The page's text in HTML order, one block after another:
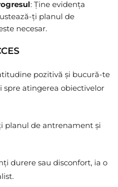
: Ține evidența
ți planul de
necesar.
pozitivă și bucură-te
spre atingerea obiectivelor
planul de antrenament și
durere sau disconfort, ia o